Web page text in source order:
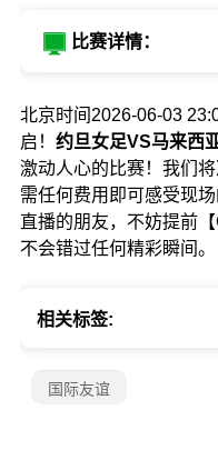
比赛详情：
北京时间2026-06-03
启！ 约旦女足VS马来西
激动人心的比赛！我们
需任何费用即可感受现
直播的朋友，不妨提前
不会错过任何精彩瞬间。
相关标签:
国际友谊